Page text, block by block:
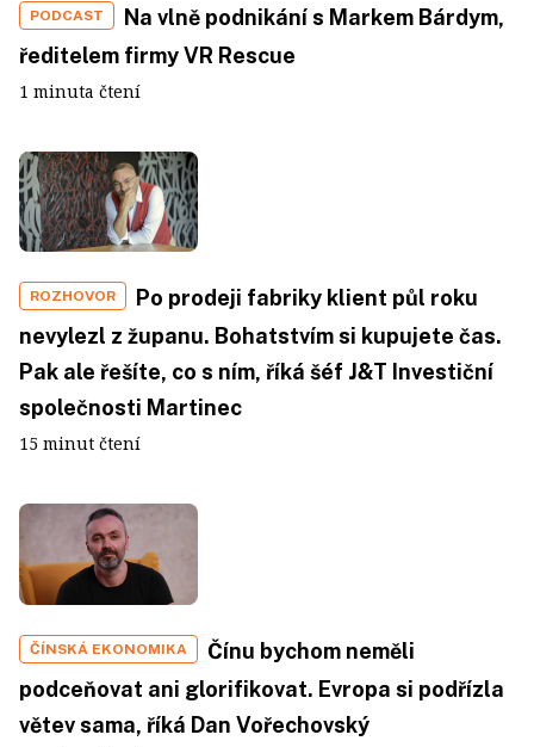
PODCAST
Na vlně podnikání s Markem Bárdym,
ředitelem firmy VR Rescue
1 minuta čtení
ROZHOVOR
Po prodeji fabriky klient půl roku
nevylezl z županu. Bohatstvím si kupujete čas.
Pak ale řešíte, co s ním, říká šéf J&T Investiční
společnosti Martinec
15 minut čtení
ČÍNSKÁ EKONOMIKA
Čínu bychom neměli
podceňovat ani glorifikovat. Evropa si podřízla
větev sama, říká Dan Vořechovský